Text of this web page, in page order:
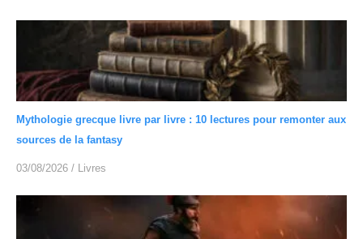
Mythologie grecque livre par livre : 10 lectures pour remonter aux
sources de la fantasy
03/08/2026 / Livres